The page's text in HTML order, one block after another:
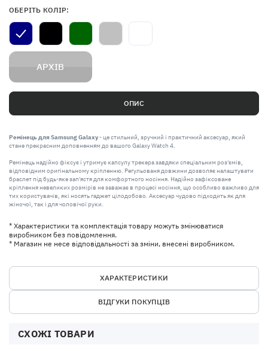
ОБЕРІТЬ КОЛІР:
АРХІВ
ОПИС
Ремінець для Samsung Galaxy- це стильний, зручний і практичний аксесуар, який
стане прекрасним доповненням до вашого Galaxy Watch 4.
Ремінець надійно фіксує і утримує капсулу трекера завдяки спеціальним роз'ємів,
відповідним оригінальному кріпленню. Регульованя довжини дозволяє налаштувати
браслет під будь-яке зап'ястя для комфортного носіння. Надійно зафіксоване
кріплення невеликих розмірів не заважає в процесі носіння, що особливо важливо для
тих користувачів, які носять гаджет цілодобово. Аксесуар чудово підходить як для
жіночої, так і для чоловічої руки.
* Характеристики та комплектація товару можуть змінюватися
виробником без повідомлення.
* Магазин не несе відповідальності за зміни, внесені виробником.
ХАРАКТЕРИСТИКИ
ВІДГУКИ ПОКУПЦІВ
СХОЖІ ТОВАРИ